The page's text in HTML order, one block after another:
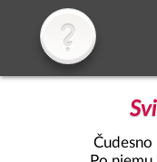
Čudesno